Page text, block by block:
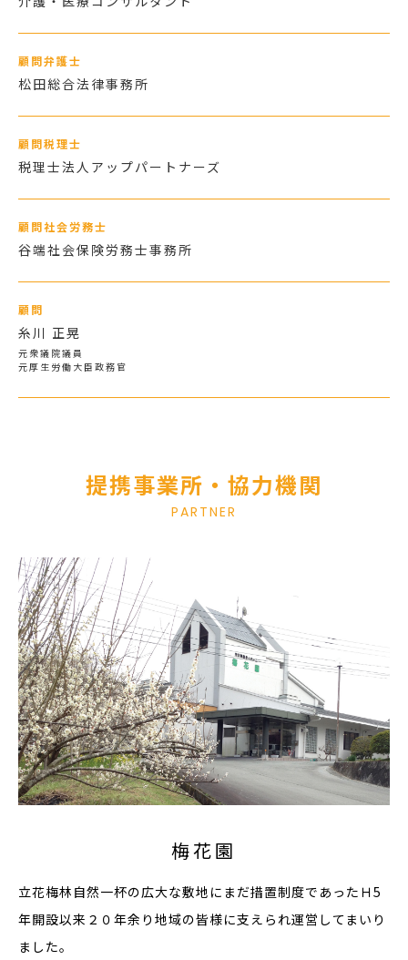
顧問弁護士
松田総合法律事務所
顧問税理士
税理士法人アップパートナーズ
顧問社会労務士
⾕端社会保険労務⼠事務所
顧問
糸川 正晃
元衆議院議員
元厚生労働大臣政務官
提携事業所・協力機関
PARTNER
梅花園
立花梅林自然一杯の広大な敷地にまだ措置制度であったＨ5
年開設以来２０年余り地域の皆様に支えられ運営してまいり
ました。